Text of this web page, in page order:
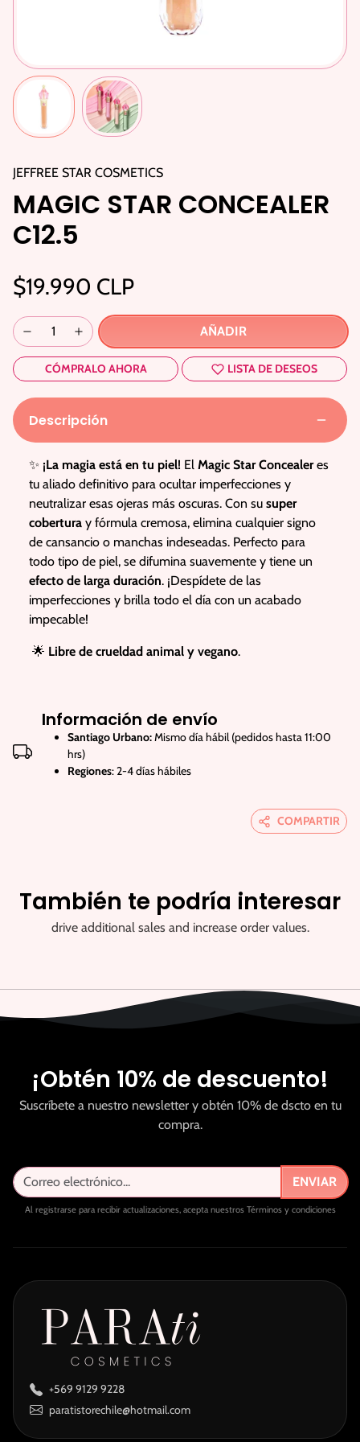
JEFFREE STAR COSMETICS
MAGIC STAR CONCEALER
C12.5
$19.990 CLP
AÑADIR
CÓMPRALO AHORA LISTA DE DESEOS
Descripción
✨ ¡La magia está en tu piel! El Magic Star Concealeres
tu aliado definitivo para ocultar imperfecciones y
neutralizar esas ojeras más oscuras. Con su super
cobertura y fórmula cremosa, elimina cualquier signo
de cansancio o manchas indeseadas. Perfecto para
todo tipo de piel, se difumina suavemente y tiene un
efecto de larga duración. ¡Despídete de las
imperfecciones y brilla todo el día con un acabado
impecable!
🌟 Libre de crueldad animal y vegano.
Información de envío
Santiago Urbano:Mismo día hábil (pedidos hasta 11:00
hrs)
Regiones: 2-4 días hábiles
COMPARTIR
También te podría interesar
drive additional sales and increase order values.
¡Obtén 10% de descuento!
Suscríbete a nuestro newsletter y obtén 10% de dscto en tu
compra.
ENVIAR
Al registrarse para recibir actualizaciones, acepta nuestros Términos y condiciones
+569 9129 9228
paratistorechile@hotmail.com